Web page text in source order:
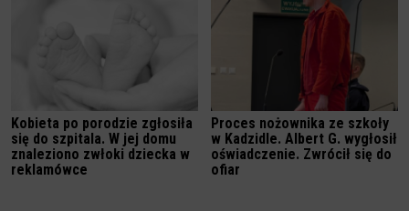
Kobieta po porodzie zgłosiła
się do szpitala. W jej domu
znaleziono zwłoki dziecka w
reklamówce
Proces nożownika ze szkoły
w Kadzidle. Albert G. wygłosił
oświadczenie. Zwrócił się do
ofiar